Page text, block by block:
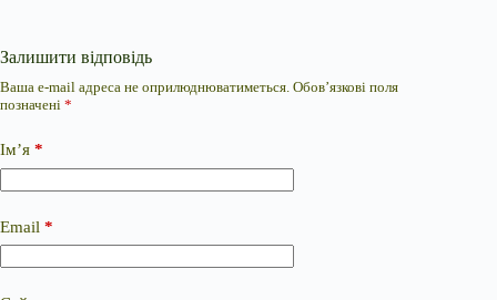
Залишити відповідь
Ваша e-mail адреса не оприлюднюватиметься. Обов’язкові поля
позначені *
Ім’я *
Email *